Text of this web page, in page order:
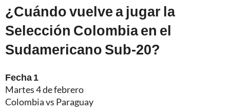
¿Cuándo vuelve a jugar la
Selección Colombia en el
Sudamericano Sub-20?
Fecha 1
Martes 4 de febrero
Colombia vs Paraguay